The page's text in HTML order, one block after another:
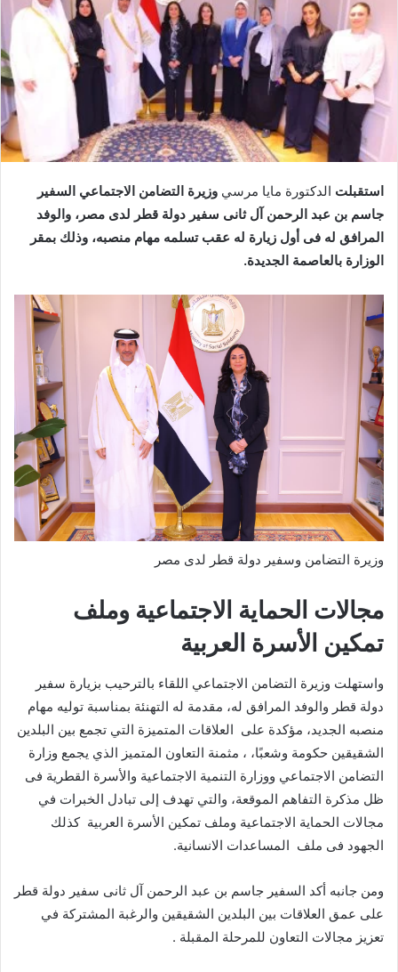
استقبلت الدكتورة مايا مرسي وزيرة التضامن الاجتماعي السفير
جاسم بن عبد الرحمن آل ثانى سفير دولة قطر لدى مصر، والوفد
المرافق له فى أول زيارة له عقب تسلمه مهام منصبه، وذلك بمقر
الوزارة بالعاصمة الجديدة.
وزيرة التضامن وسفير دولة قطر لدى مصر
مجالات الحماية الاجتماعية وملف
تمكين الأسرة العربية
واستهلت وزيرة التضامن الاجتماعي اللقاء بالترحيب بزيارة سفير
دولة قطر والوفد المرافق له، مقدمة له التهنئة بمناسبة توليه مهام
منصبه الجديد، مؤكدة على العلاقات المتميزة التي تجمع بين البلدين
الشقيقين حكومة وشعبًا، ، مثمنة التعاون المتميز الذي يجمع وزارة
التضامن الاجتماعي ووزارة التنمية الاجتماعية والأسرة القطرية فى
ظل مذكرة التفاهم الموقعة، والتي تهدف إلى تبادل الخبرات في
مجالات الحماية الاجتماعية وملف تمكين الأسرة العربية كذلك
الجهود فى ملف المساعدات الانسانية.
ومن جانبه أكد السفير جاسم بن عبد الرحمن آل ثانى سفير دولة قطر
على عمق العلاقات بين البلدين الشقيقين والرغبة المشتركة في
تعزيز مجالات التعاون للمرحلة المقبلة .